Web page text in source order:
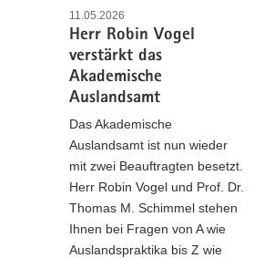
M
o
b
b
i
a
h
l
d
e
s
ö
r
t
l
i
c
11.05.2026
Herr Robin Vogel
verstärkt das
Akademische
Auslandsamt
Das Akademische
Auslandsamt ist nun wieder
mit zwei Beauftragten besetzt.
Herr Robin Vogel und Prof. Dr.
Thomas M. Schimmel stehen
Ihnen bei Fragen von A wie
Auslandspraktika bis Z wie